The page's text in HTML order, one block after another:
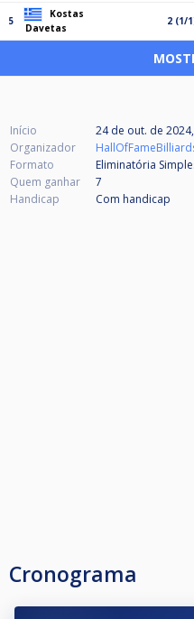
5
Kostas
Davetas
2 (1/
Início
24 de out. de
Organizador
Formato
Eliminatória
Quem ganhar
7
Handicap
Com handicap
Cronograma